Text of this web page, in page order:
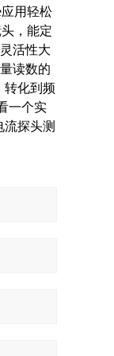
用轻松
，能定
活性大
读数的
转化到频
一个实
探头测